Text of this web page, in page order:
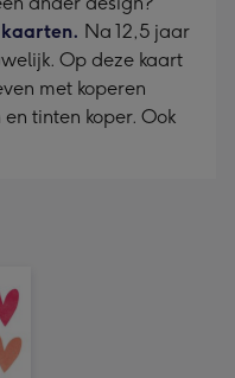
Na 12,5 jaar
Op deze kaart
met koperen
tinten koper. Ook